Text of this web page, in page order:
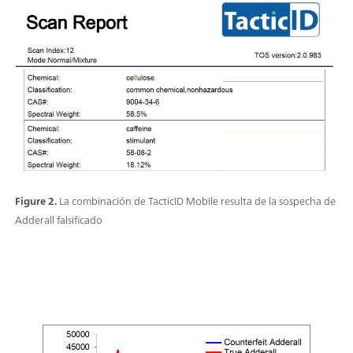
Figure 2.La combinación de TacticID Mobile resulta de la sospecha de
Adderall falsificado